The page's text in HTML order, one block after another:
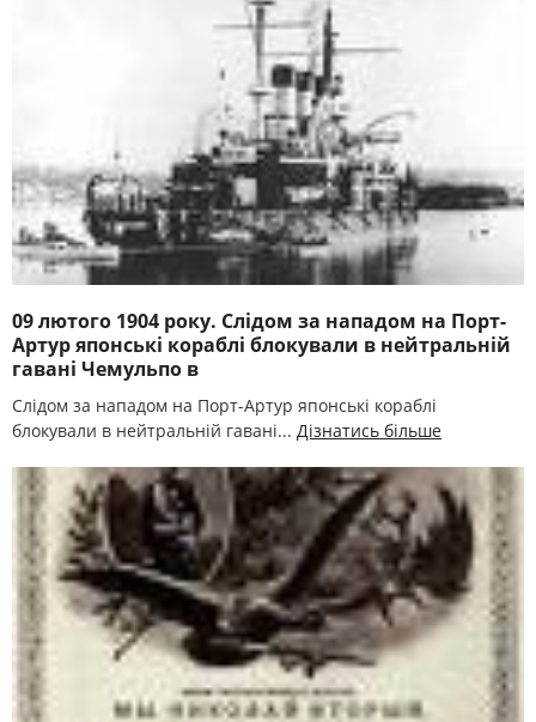
09 лютого 1904 року. Слідом за нападом на Порт-
Артур японські кораблі блокували в нейтральній
гавані Чемульпо в
Слідом за нападом на Порт-Артур японські кораблі
блокували в нейтральній гавані... Дізнатись більше